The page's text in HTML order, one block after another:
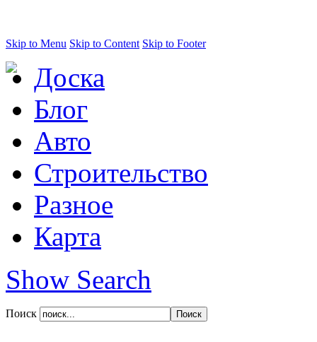
Skip to Menu Skip to Content Skip to Footer
Доска
Блог
Авто
Строительство
Разное
Карта
Show Search
Поиск